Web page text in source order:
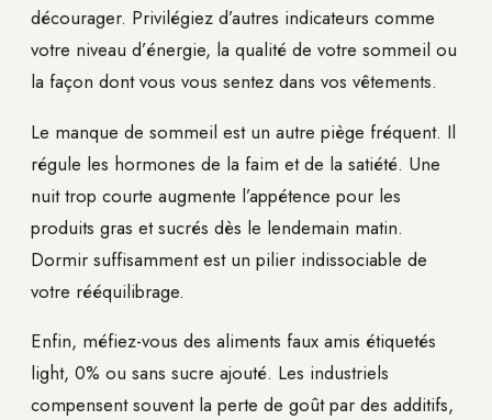
décourager. Privilégiez d’autres indicateurs comme
votre niveau d’énergie, la qualité de votre sommeil ou
la façon dont vous vous sentez dans vos vêtements.
Le manque de sommeil est un autre piège fréquent. Il
régule les hormones de la faim et de la satiété. Une
nuit trop courte augmente l’appétence pour les
produits gras et sucrés dès le lendemain matin.
Dormir suffisamment est un pilier indissociable de
votre rééquilibrage.
Enfin, méfiez-vous des aliments faux amis étiquetés
light, 0% ou sans sucre ajouté. Les industriels
compensent souvent la perte de goût par des additifs,